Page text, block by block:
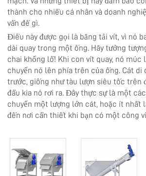
thành cho nhiều cá nhân và doanh
vấn đề gì.
Điều này được gọi là băng tải vít, vì nó
dài quay trong một ống. Hãy tưởng
chai khổng lồ! Khi con vít quay, nó múc
chuyển nó lên phía trên của ống. Cát di
trước, giống như tàu lượn siêu tốc trên
đầu kia nó rơi ra. Đây thực sự là một
chuyển một lượng lớn cát, hoặc ít nhất
đến nơi cần thiết khi bạn có một công